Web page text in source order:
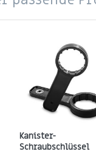
Kanister-
Schraubschlüssel